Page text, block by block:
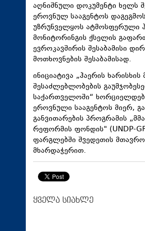
აღნიშნული დოკუმენტი ხელს
ეროვნულ სააგენტოს
უზრუნველყოს ატმოსფერული
მონიტორინგის ქსელის
ევროკავშირის შესაბამისი
მოთხოვნების შესაბამისად.
ინიციატივა „ჰაერის ხარისხის
შესაძლებლობების
საქართველოში“
ეროვნული სააგენტოს მიერ,
განვითარების პროგრამის
რეფორმის ფონდის" (UNDP-
ფარგლებში შვედეთის
მხარდაჭერით.
ყველა სიახლე